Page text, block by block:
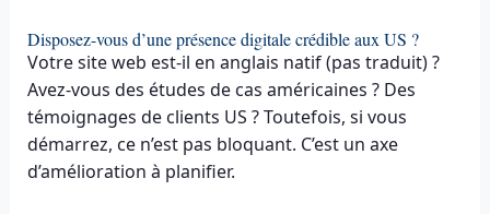
Disposez-vous d’une présence digitale crédible aux US ?
Votre site web est-il en anglais natif (pas traduit) ?
Avez-vous des études de cas américaines ? Des
témoignages de clients US ? Toutefois, si vous
démarrez, ce n’est pas bloquant. C’est un axe
d’amélioration à planifier.